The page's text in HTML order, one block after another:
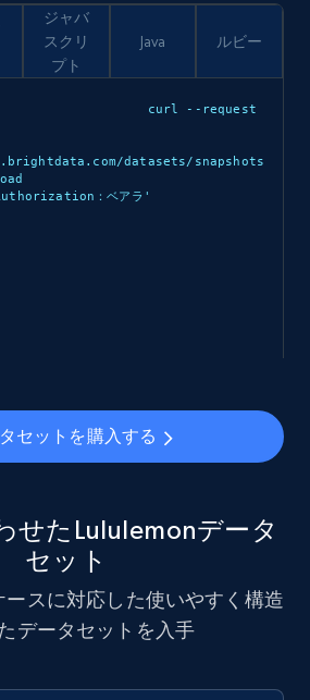
info
seller id, Seller name, Seller
email, Seller phone, Seller
curl --request
datasets/snapshots
：ベアラ '
ジャバ
スクリ
プト
Java ルビー
セットを購入する
せたLululemonデータ
セット
スに対応した使いやすく構造
データセットを入手